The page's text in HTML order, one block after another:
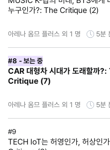
누구인가?: The Critique (2)
아레나 옴므 플러스 외 1 명 5분
#8 - 보는 중
CAR 대형차 시대가 도래할까
Critique (7)
아레나 옴므 플러스 외 1 명 5분
#9
TECH IoT는 허영인가, 허상인